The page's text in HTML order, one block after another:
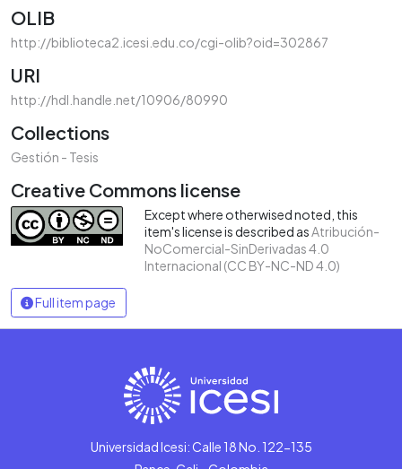
OLIB
http://biblioteca2.icesi.edu.co/cgi-olib?oid=302867
URI
http://hdl.handle.net/10906/80990
Collections
Gestión - Tesis
Creative Commons license
Except where otherwised noted, this
item's license is described asAtribución-
NoComercial-SinDerivadas 4.0
Internacional (CC BY-NC-ND 4.0)
Full item page
Universidad Icesi: Calle 18 No. 122-135